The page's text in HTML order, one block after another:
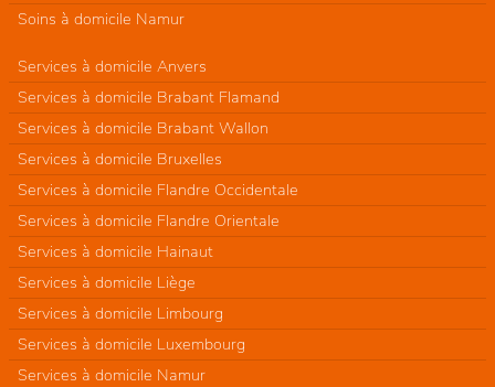
Soins à domicile Namur
Services à domicile Anvers
Services à domicile Brabant Flamand
Services à domicile Brabant Wallon
Services à domicile Bruxelles
Services à domicile Flandre Occidentale
Services à domicile Flandre Orientale
Services à domicile Hainaut
Services à domicile Liège
Services à domicile Limbourg
Services à domicile Luxembourg
Services à domicile Namur